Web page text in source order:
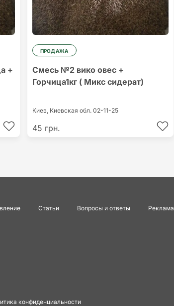
+
ПРОДАЖА
Смесь №2 вико овес +
Горчица1кг ( Микс сидерат)
Киев, Киевская обл. 02-11-25
45 грн.
Статьи Вопросы и ответы Реклама
конфиденциальности